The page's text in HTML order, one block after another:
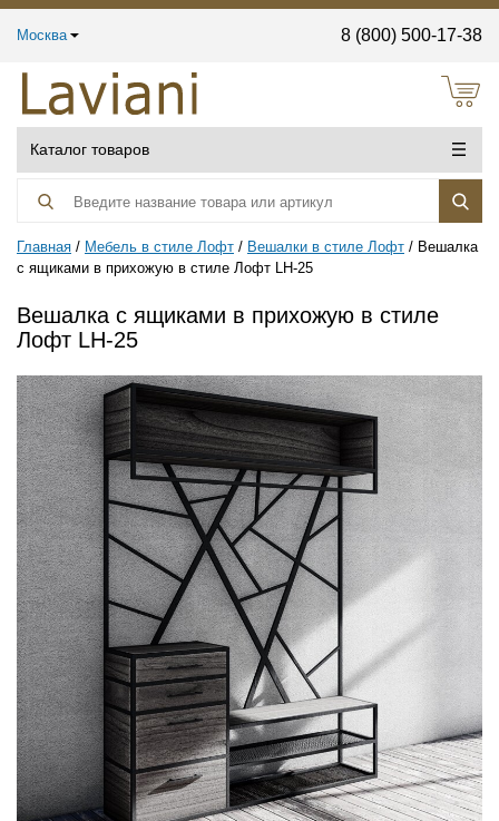
Москва 8 (800) 500-17-38
Каталог товаров
Главная Мебель в стиле Лофт Вешалки в стиле Лофт
Вешалка
с ящиками в прихожую в стиле Лофт LH-25
Вешалка с ящиками в прихожую в стиле
Лофт LH-25